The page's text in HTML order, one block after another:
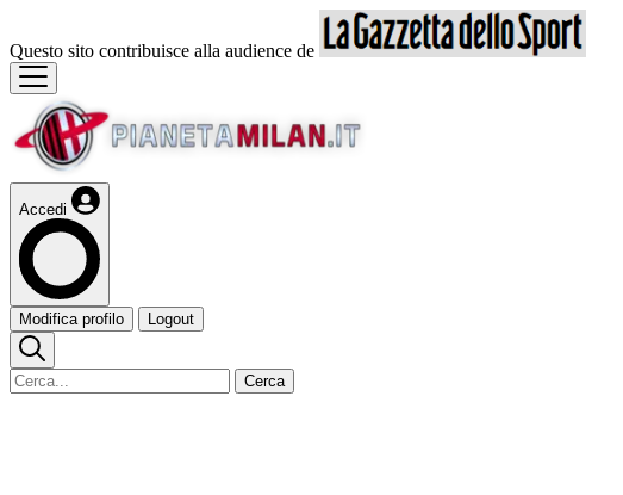
Questo sito contribuisce alla audience de
Accedi
Modifica profilo Logout
Cerca